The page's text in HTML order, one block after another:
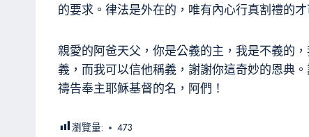
的要求。律法是外在的，唯有內心行真割禮的
親愛的阿爸天父，你是公義的主，我是不義的
義，而我可以信他稱義，謝謝你這奇妙的恩典
禱告奉主耶穌基督的名，阿們！
瀏覽量: 473